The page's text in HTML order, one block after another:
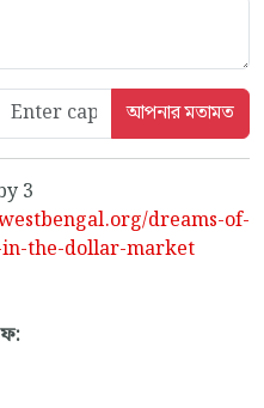
3
dreams-of-
the-dollar-market